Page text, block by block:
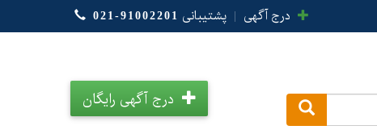
درج آگهی | پشتیبانی 021-91002201
درج آگهی رایگان